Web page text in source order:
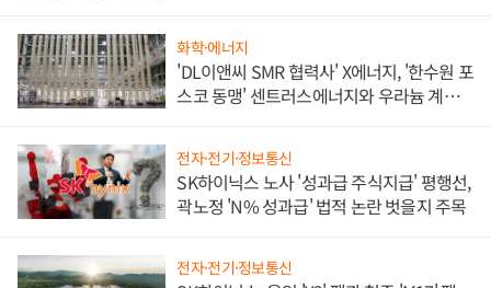
화학·에너지
'DL이앤씨 SMR 협력사' X에너지, '한수원 포
스코 동맹' 센트러스에너지와 우라늄 계약
전자·전기·정보통신
SK하이닉스 노사 '성과급 주식지급' 평행선,
곽노정 'N% 성과급' 법적 논란 벗을지 주목
전자·전기·정보통신